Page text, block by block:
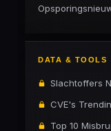
DATA & TOOLS
Slachtoffers
CVE's
Top 10